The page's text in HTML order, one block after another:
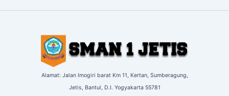
Alamat: Jalan Imogiri barat Km 11, Kertan, Sumberagung,
Jetis, Bantul, D.I. Yogyakarta 55781